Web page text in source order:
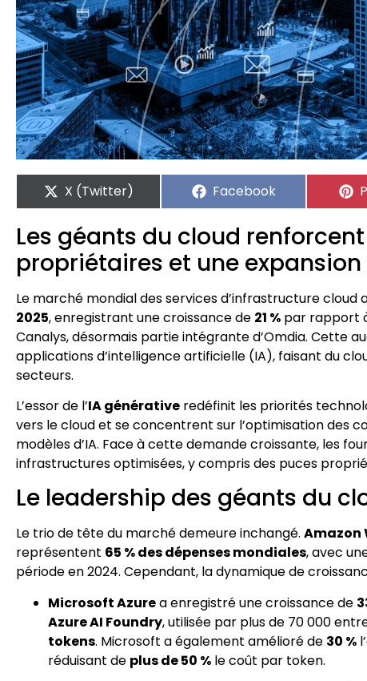
X (Twitter) Facebook
Les géants du cloud
propriétaires et une
Le marché mondial des services d’infrastructure cloud
2025, enregistrant une croissance de 21 % par rapport
Canalys, désormais partie intégrante d’Omdia. Cette
applications d’intelligence artificielle (IA), faisant du
secteurs.
L’essor de l’IA générative redéfinit les priorités
vers le cloud et se concentrent sur l’optimisation des
modèles d’IA. Face à cette demande croissante, les
infrastructures optimisées, y compris des puces
Le leadership des géants du
Le trio de tête du marché demeure inchangé. Amazon
représentent 65 % des dépenses mondiales, avec
période en 2024. Cependant, la dynamique de
Microsoft Azurea enregistré une croissance de
Azure AI Foundry, utilisée par plus de 70 000
tokens. Microsoft a également amélioré de 30 %
réduisant de plus de 50 % le coût par token.